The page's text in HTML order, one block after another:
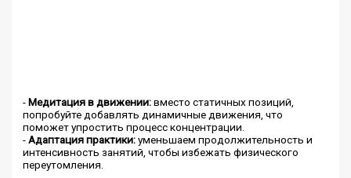
-Медитация в движении:вместо статичных позиций,
попробуйте добавлять динамичные движения, что
поможет упростить процесс концентрации.
-Адаптация практики:уменьшаем продолжительность и
интенсивность занятий, чтобы избежать физического
переутомления.